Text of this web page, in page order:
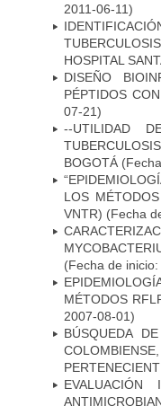
2011-06-11)
HOSPITAL
DISEÑO
PÉPTIDOS
07-21)
--UTILIDAD
BOGOTÁ
LOS
VNTR) (Fecha
(Fecha de
MÉTODOS
2007-08-01)
BÚSQUEDA